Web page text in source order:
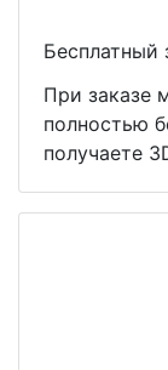
Бесплатный
При заказе
полностью
получаете